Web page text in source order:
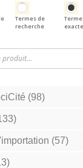
Termes de
recherche
exacte
(98)
(57)